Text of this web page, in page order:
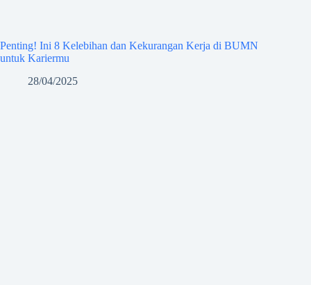
Penting! Ini 8 Kelebihan dan Kekurangan Kerja di BUMN
untuk Kariermu
28/04/2025